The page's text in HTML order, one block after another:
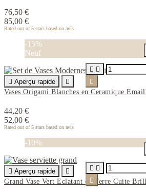
76,50 €
85,00 €
Rated out of 5 stars based on avis
-15%
Neuf
 Aperçu rapide

Vases Origami Blanches en Ceramique
44,20 €
52,00 €
Rated out of 5 stars based on avis
 

-10%
 Aperçu rapide

Grand Vase Vert Eclatant en Terre Cuite
 
